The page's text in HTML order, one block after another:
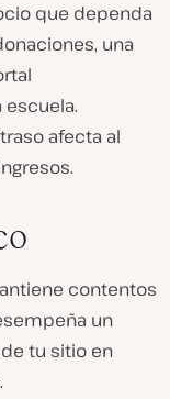
que dependa
una
afecta al
contentos
un
tu sitio en